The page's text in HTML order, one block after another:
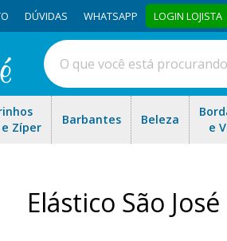
DÚVIDAS WHATSAPP LOGIN LOJISTA
Zíper
Barbantes Beleza
e
Elástico São